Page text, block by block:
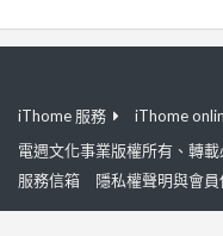
iThome 服務 iThome
電週文化事業版權所有、轉
服務信箱
隱私權聲明與會